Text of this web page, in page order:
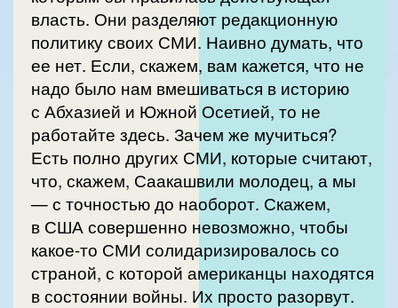
власть. Они разделяют редакционную
политику своих СМИ. Наивно думать, что
ее нет. Если, скажем, вам кажется, что не
надо было нам вмешиваться в историю
с Абхазией и Южной Осетией, то не
работайте здесь. Зачем же мучиться?
Есть полно других СМИ, которые считают,
что, скажем, Саакашвили молодец, а мы
— с точностью до наоборот. Скажем,
в США совершенно невозможно, чтобы
какое-то СМИ солидаризировалось со
страной, с которой американцы находятся
в состоянии войны. Их просто разорвут.